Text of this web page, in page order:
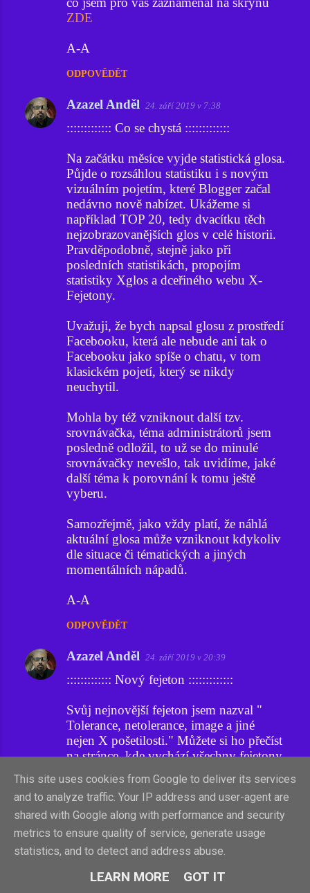
ZDE
A-A
ODPOVĚDĚT
Azazel Anděl 24. září 2019 v 7:38
::::::::::::: Co se chystá :::::::::::::
Na začátku měsíce vyjde statistická glosa.
Půjde o rozsáhlou statistiku i s novým
vizuálním pojetím, které Blogger začal
nedávno nově nabízet. Ukážeme si
například TOP 20, tedy dvacítku těch
nejzobrazovanějších glos v celé historii.
Pravděpodobně, stejně jako při
posledních statistikách, propojím
statistiky Xglos a dceřiného webu X-
Fejetony.
Uvažuji, že bych napsal glosu z prostředí
Facebooku, která ale nebude ani tak o
Facebooku jako spíše o chatu, v tom
klasickém pojetí, který se nikdy
neuchytil.
Mohla by též vzniknout další tzv.
srovnávačka, téma administrátorů jsem
posledně odložil, to už se do minulé
srovnávačky nevešlo, tak uvidíme, jaké
další téma k porovnání k tomu ještě
vyberu.
Samozřejmě, jako vždy platí, že náhlá
aktuální glosa může vzniknout kdykoliv
dle situace či tématických a jiných
momentálních nápadů.
A-A
ODPOVĚDĚT
Azazel Anděl 24. září 2019 v 20:39
::::::::::::: Nový fejeton :::::::::::::
Svůj nejnovější fejeton jsem nazval "
Tolerance, netolerance, image a jiné
nejen X pošetilosti." Můžete si ho přečíst
na stránce, kde vychází všechny fejetony
prvotně a kde jsou všechna má dílka k
uzření, tedy přímo na webuX-Fejetonů
či si tento můj nejnovější počin můžete
přečíst zde na Xglosách v menuX-
Fejetony.
This site uses cookies from Google to deliver its services
and to analyze traffic. Your IP address and user-agent are
shared with Google along with performance and security
metrics to ensure quality of service, generate usage
statistics, and to detect and address abuse.
LEARN MORE GOT IT